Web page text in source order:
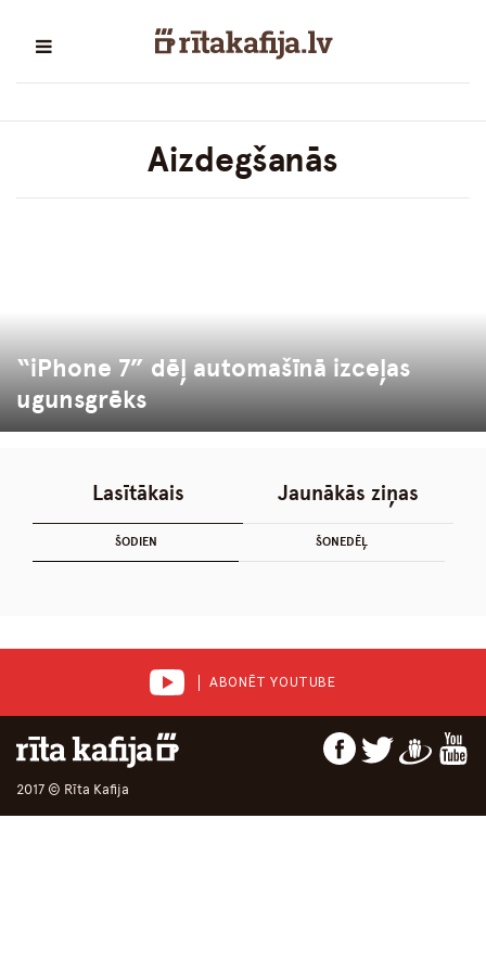
Aizdegšanās
“iPhone 7” dēļ automašīnā izceļas
ugunsgrēks
Lasītākais
ŠODIEN ŠONEDĒĻ
Jaunākās ziņas
ABONĒT YOUTUBE
2017 © Rīta Kafija